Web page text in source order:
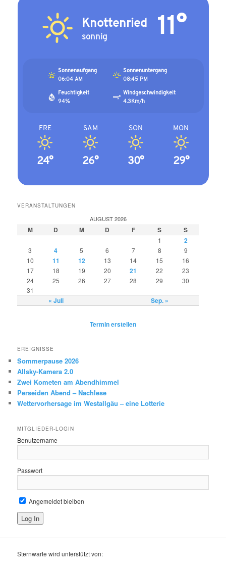
Knottenried
sonnig 11°
Sonnenaufgang
06:04 AM
Sonnenuntergang
08:45 PM
Feuchtigkeit
94%
Windgeschwindigkeit
4.3Km/h
FRE
24°
SAM
26°
SON
30°
MON
29°
VERANSTALTUNGEN
AUGUST 2026
M D M D F S S
1 2
3 4 5 6 7 8
9
10
11 12 13 14 15
16
17
18 19 20 21 22
23
24
25 26 27 28 29
30
31
« Juli Sep. »
Termin erstellen
EREIGNISSE
Sommerpause 2026
Allsky-Kamera 2.0
Zwei Kometen am Abendhimmel
Perseiden Abend – Nachlese
Wettervorhersage im Westallgäu – eine Lotterie
MITGLIEDER-LOGIN
Benutzername
Passwort
Angemeldet bleiben
Sternwarte wird unterstützt von: